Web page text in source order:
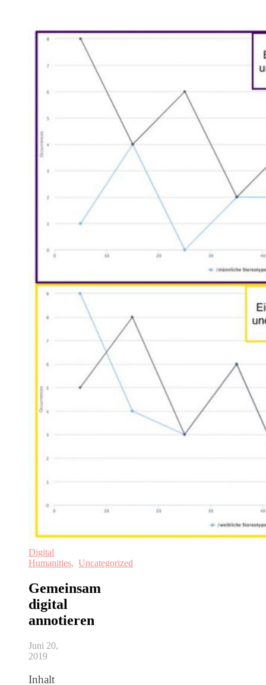
Digital
Humanities, Uncategorized
Gemeinsam
digital
annotieren
Juni 20,
2019
Inhalt